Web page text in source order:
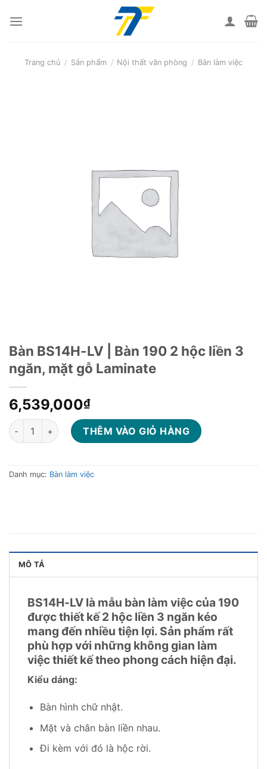
Trang chủ / Sản phẩm / Nội thất văn phòng / Bàn làm việc
Bàn BS14H-LV | Bàn 190 2 hộc liền 3
ngăn, mặt gỗ Laminate
6,539,000₫
Bàn BS14H-LV | Bàn 190 2 hộc liền 3 ngăn, mặt gỗ Laminate
THÊM VÀO GIỎ HÀNG
Danh mục: Bàn làm việc
MÔ TẢ
BS14H-LV là mẫu bàn làm việc của 190
được thiết kế 2 hộc liền 3 ngăn kéo
mang đến nhiều tiện lợi. Sản phẩm rất
phù hợp với những không gian làm
việc thiết kế theo phong cách hiện đại.
Kiểu dáng:
Bàn hình chữ nhật.
Mặt và chân bàn liền nhau.
Đi kèm với đó là hộc rời.